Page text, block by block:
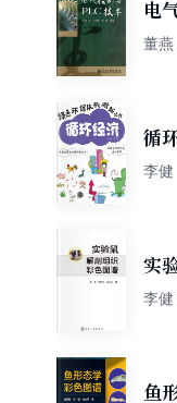
电
董燕
循
李健
实
李健
鱼